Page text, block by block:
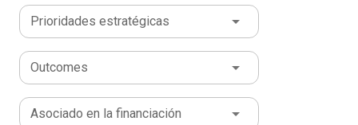
Prioridades estratégicas
Outcomes
Asociado en la financiación